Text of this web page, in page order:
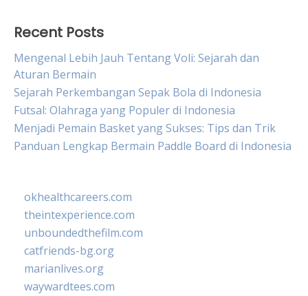
Recent Posts
Mengenal Lebih Jauh Tentang Voli: Sejarah dan
Aturan Bermain
Sejarah Perkembangan Sepak Bola di Indonesia
Futsal: Olahraga yang Populer di Indonesia
Menjadi Pemain Basket yang Sukses: Tips dan Trik
Panduan Lengkap Bermain Paddle Board di Indonesia
okhealthcareers.com
theintexperience.com
unboundedthefilm.com
catfriends-bg.org
marianlives.org
waywardtees.com